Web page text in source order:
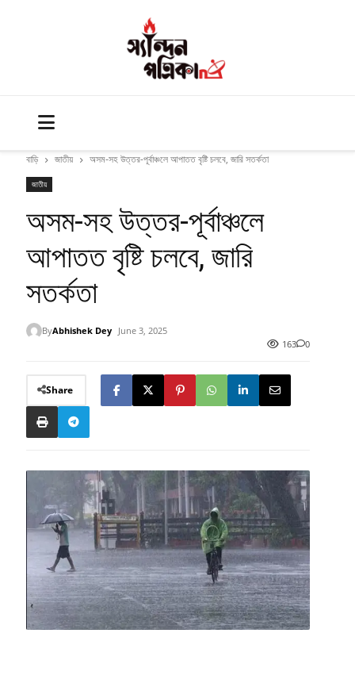
বাড়ি জাতীয় অসম-সহ উত্তর-পূর্বাঞ্চলে আপাতত বৃষ্টি চলবে, জারি সতর্কতা
জাতীয়
অসম-সহ উত্তর-পূর্বাঞ্চলে
আপাতত বৃষ্টি চলবে, জারি
সতর্কতা
ByAbhishek Dey
June 3, 2025
163
0
Share